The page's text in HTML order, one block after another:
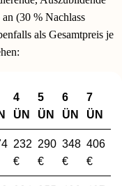
(30 % Nachlass
als Gesamtpreis je
4
ÜN
5
ÜN
6
ÜN
7
ÜN
232
€
290
€
348
€
406
€